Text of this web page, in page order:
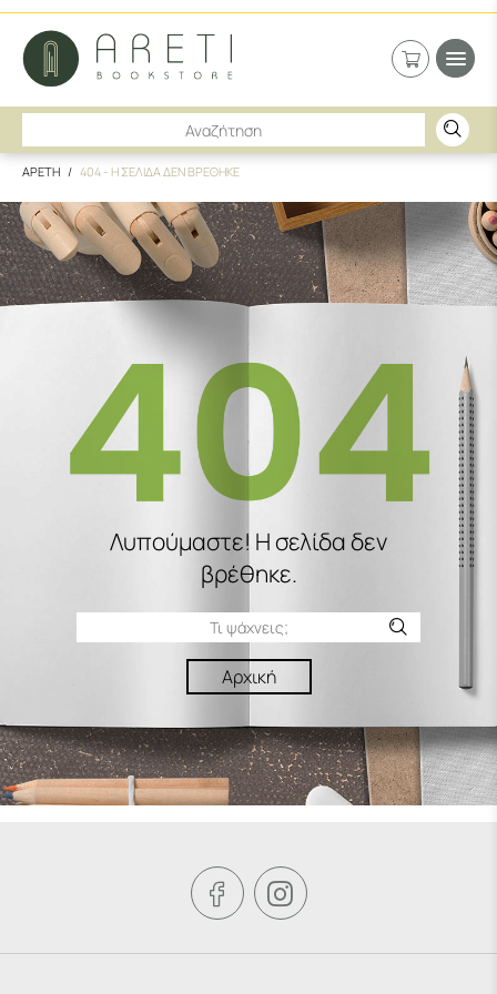
ΑΡΕΤΗ 404 - Η ΣΕΛΙΔΑ ΔΕΝ ΒΡΕΘΗΚΕ
Λυπούμαστε! H σελίδα δεν
βρέθηκε.
Αρχική
 